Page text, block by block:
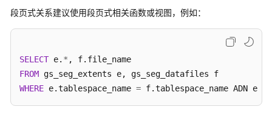
南
开
段页式关系建议使用段页式相关函数或视图，例如：
SELECT e. *
FROM
WHERE e.tablespace_name = f.tablespace_name ADN